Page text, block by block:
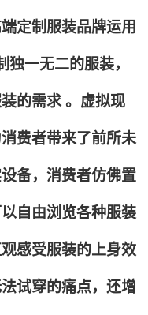
定制服装品牌运用
一无二的服装，
的需求 。虚拟现
费者带来了前所未
备，消费者仿佛置
自由浏览各种服装
感受服装的上身效
试穿的痛点，还增